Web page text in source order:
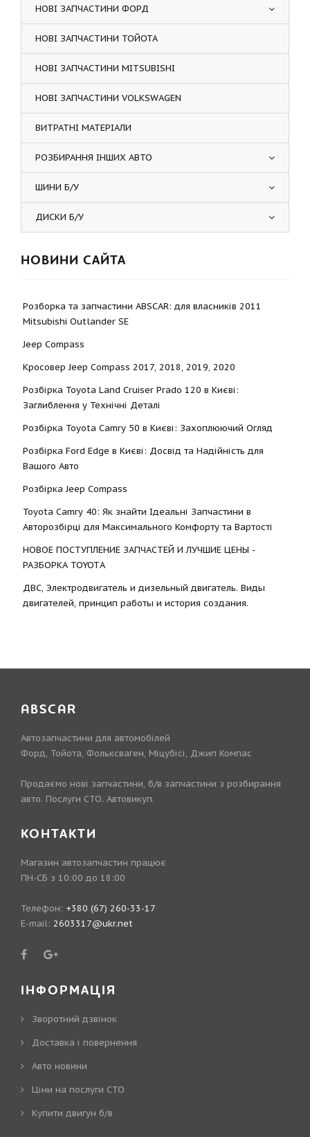
НОВІ ЗАПЧАСТИНИ ФОРД
НОВІ ЗАПЧАСТИНИ ТОЙОТА
НОВІ ЗАПЧАСТИНИ MITSUBISHI
НОВІ ЗАПЧАСТИНИ VOLKSWAGEN
ВИТРАТНІ МАТЕРІАЛИ
РОЗБИРАННЯ ІНШИХ АВТО
ШИНИ Б/У
ДИСКИ Б/У
НОВИНИ САЙТА
Розборка та запчастини ABSCAR: для власників 2011
Mitsubishi Outlander SE
Jeep Compass
Кросовер Jeep Compass 2017, 2018, 2019, 2020
Розбірка Toyota Land Cruiser Prado 120 в Києві:
Заглиблення у Технічні Деталі
Розбірка Toyota Camry 50 в Києві: Захоплюючий Огляд
Розбірка Ford Edge в Києві: Досвід та Надійність для
Вашого Авто
Розбірка Jeep Compass
Toyota Camry 40: Як знайти Ідеальні Запчастини в
Авторозбірці для Максимального Комфорту та Вартості
НОВОЕ ПОСТУПЛЕНИЕ ЗАПЧАСТЕЙ И ЛУЧШИЕ ЦЕНЫ -
РАЗБОРКА TOYOTА
ДВС, Электродвигатель и дизельный двигатель. Виды
двигателей, принцип работы и история создания.
ABSCAR
Автозапчастини для автомобілей
Форд, Тойота, Фольксваген, Міцубісі, Джип Компас
Продаємо нові запчастини, б/в запчастини з розбирання
авто. Послуги СТО. Автовикуп.
КОНТАКТИ
Магазин автозапчастин працює
ПН-СБ з 10:00 до 18:00
Телефон: +380 (67) 260-33-17
E-mail: 2603317@ukr.net
ІНФОРМАЦІЯ
Зворотний дзвінок
Доставка і повернення
Авто новини
Ціни на послуги СТО
Купити двигун б/в